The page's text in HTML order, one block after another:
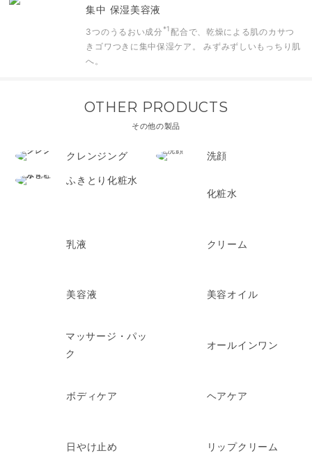
集中 保湿美容液
3つのうるおい成分 *1 配合で、乾燥による肌のカサつ
きゴワつきに集中保湿ケア。 みずみずしいもっちり肌
へ。
OTHER PRODUCTS
その他の製品
クレンジング 洗顔
ふきとり化粧水
化粧水
乳液 クリーム
美容液 美容オイル
マッサージ・パッ
ク
オールインワン
ボディケア ヘアケア
日やけ止め リップクリーム